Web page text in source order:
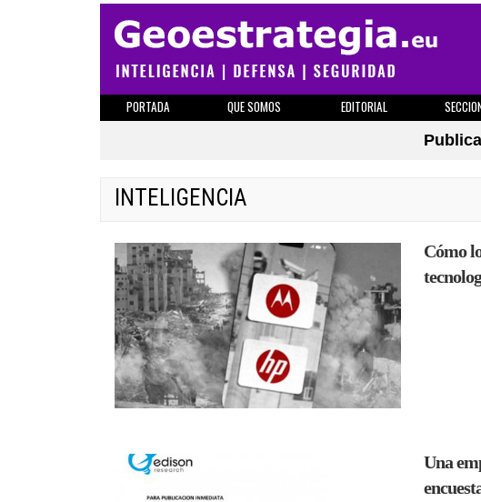
PORTADA QUE SOMOS EDITORIAL
INTELIGENCIA
Cómo
Una